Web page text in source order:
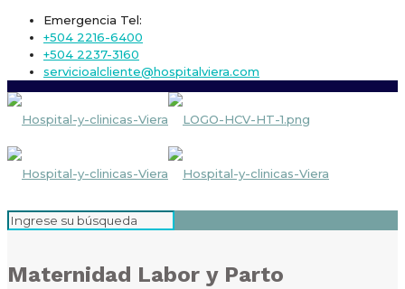
Emergencia Tel:
+504 2216-6400
+504 2237-3160
servicioalcliente@hospitalviera.com
Maternidad Labor y Parto